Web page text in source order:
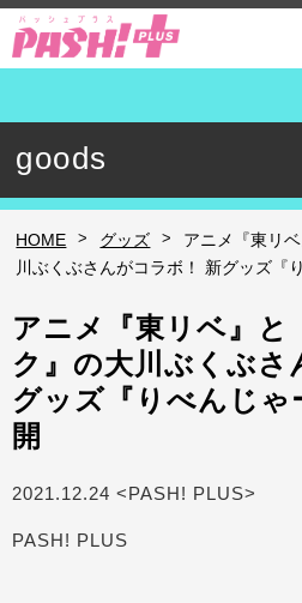
goods
HOME > グッズ >
アニメ『東リ
川ぶくぶさんがコラボ！ 新グッズ『
アニメ『東リベ』と
ク』の大川ぶくぶさ
グッズ『りべんじゃ
開
2021.12.24 <PASH! PLUS>
PASH! PLUS